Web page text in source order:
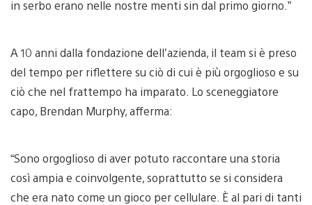
in serbo erano nelle nostre menti sin dal primo giorno.”
A 10 anni dalla fondazione dell’azienda, il team si è preso
del tempo per riflettere su ciò di cui è più orgoglioso e su
ciò che nel frattempo ha imparato. Lo sceneggiatore
capo, Brendan Murphy, afferma:
“Sono orgoglioso di aver potuto raccontare una storia
così ampia e coinvolgente, soprattutto se si considera
che era nato come un gioco per cellulare. È al pari di tanti